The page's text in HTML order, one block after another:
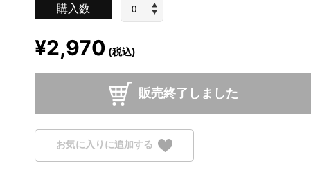
購入数
¥2,970 (税込)
販売終了しました
お気に入りに追加する